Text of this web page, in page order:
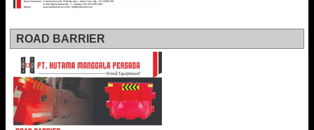
ROAD BARRIER